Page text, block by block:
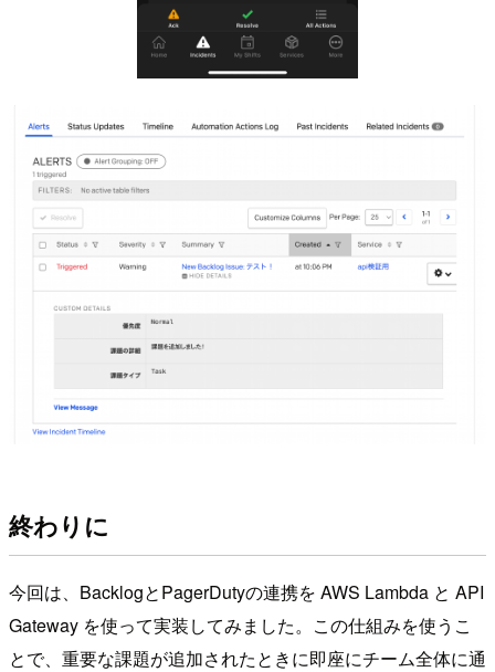
終わりに
今回は、BacklogとPagerDutyの連携を AWS Lambda と API
Gateway を使って実装してみました。この仕組みを使うこ
とで、重要な課題が追加されたときに即座にチーム全体に通